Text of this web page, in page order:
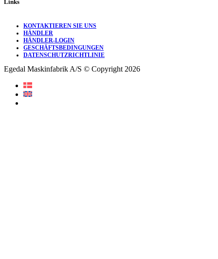
Links
KONTAKTIEREN SIE UNS
HÄNDLER
HÄNDLER-LOGIN
GESCHÄFTSBEDINGUNGEN
DATENSCHUTZRICHTLINIE
Egedal Maskinfabrik A/S © Copyright 2026